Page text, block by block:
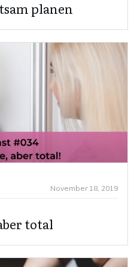
planen
November 18, 2019
total